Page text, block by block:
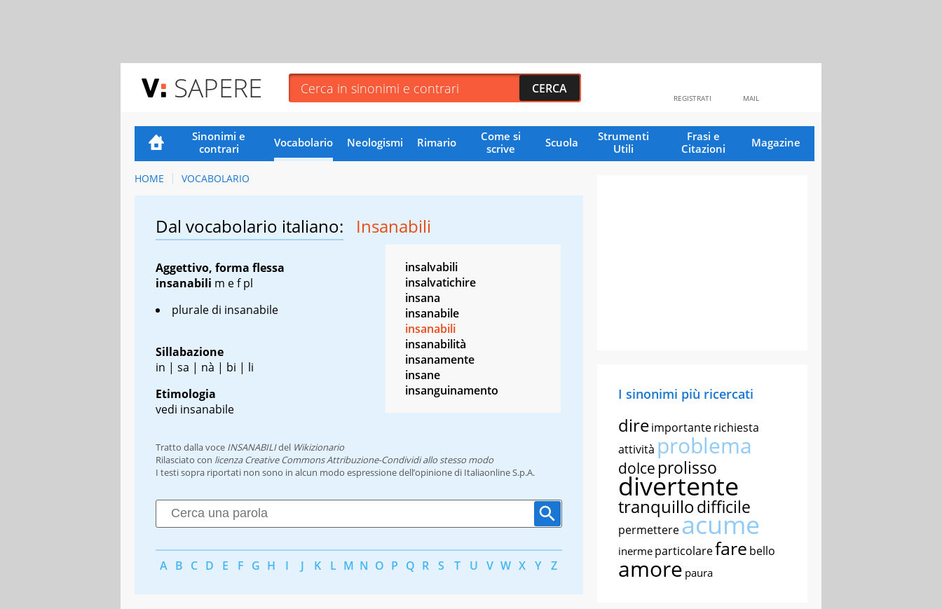
SAPERE MAIL
REGISTRATI
Sinonimi e
contrari
Vocabolario Neologismi Rimario
Come si
scrive
Scuola
Strumenti
Utili
Frasi e
Citazioni
Magazine
HOME VOCABOLARIO
Dal vocabolario italiano: Insanabili
Aggettivo, forma flessa
insanabili m ef pl
plurale di insanabile
Sillabazione
in | sa | nà | bi | li
Etimologia
vedi insanabile
insalvabili
insalvatichire
insana
insanabile
insanabili
insanabilità
insanamente
insane
insanguinamento
Tratto dalla voce INSANABILIdel Wikizionario
Rilasciato con licenza Creative Commons Attribuzione-Condividi allo stesso modo
I testi sopra riportati non sono in alcun modo espressione dell’opinione di Italiaonline S.p.A.
A B C D E F G H I J K L M N O P Q R S T U V W X Y Z
I sinonimi più ricercati
direimportanterichiesta
attività problema
dolce prolisso
divertente
tranquillodifficile
permettereacume
inerme particolarefare bello
amore paura